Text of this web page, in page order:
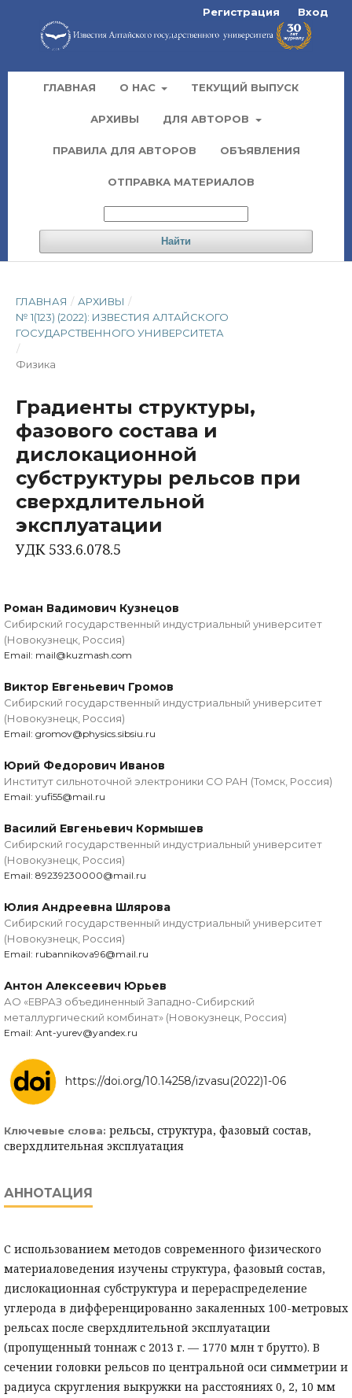
ГЛАВНАЯ О НАС ТЕКУЩИЙ ВЫПУСК
АРХИВЫ ДЛЯ АВТОРОВ
ПРАВИЛА ДЛЯ АВТОРОВ ОБЪЯВЛЕНИЯ
ОТПРАВКА МАТЕРИАЛОВ
Найти
Регистрация Вход
ГЛАВНАЯ / АРХИВЫ /
№ 1(123) (2022): ИЗВЕСТИЯ АЛТАЙСКОГО
ГОСУДАРСТВЕННОГО УНИВЕРСИТЕТА
/
Физика
Градиенты структуры,
фазового состава и
дислокационной
субструктуры рельсов при
сверхдлительной
эксплуатации
УДК 533.6.078.5
Роман Вадимович Кузнецов
Сибирский государственный индустриальный университет
(Новокузнецк, Россия)
Email: mail@kuzmash.com
Виктор Евгеньевич Громов
Сибирский государственный индустриальный университет
(Новокузнецк, Россия)
Email: gromov@physics.sibsiu.ru
Юрий Федорович Иванов
Институт сильноточной электроники СО РАН (Томск, Россия)
Email: yufi55@mail.ru
Василий Евгеньевич Кормышев
Сибирский государственный индустриальный университет
(Новокузнецк, Россия)
Email: 89239230000@mail.ru
Юлия Андреевна Шлярова
Сибирский государственный индустриальный университет
(Новокузнецк, Россия)
Email: rubannikova96@mail.ru
Антон Алексеевич Юрьев
АО «ЕВРАЗ объединенный Западно-Сибирский
металлургический комбинат» (Новокузнецк, Россия)
Email: Ant-yurev@yandex.ru
https://doi.org/10.14258/izvasu(2022)1-06
Ключевые слова: рельсы, структура, фазовый состав,
сверхдлительная эксплуатация
АННОТАЦИЯ
С использованием методов современного физического
материаловедения изучены структура, фазовый состав,
дислокационная субструктура и перераспределение
углерода в дифференцированно закаленных 100-метровых
рельсах после сверхдлительной эксплуатации
(пропущенный тоннаж с 2013 г. — 1770 млн т брутто). В
сечении головки рельсов по центральной оси симметрии и
радиуса скругления выкружки на расстояниях 0, 2, 10 мм